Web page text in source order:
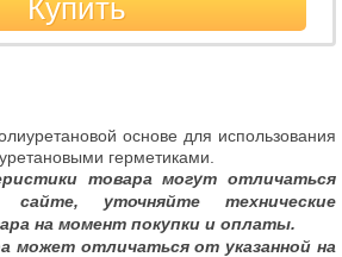
Купить
основе для использования
герметиками.
товара могут отличаться
уточняйте технические
на момент покупки и оплаты.
может отличаться от указанной на